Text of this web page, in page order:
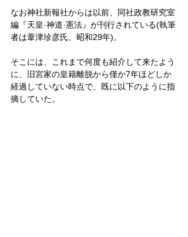
なお神社新報社からは以前、同社政教研究室
編『天皇·神道·憲法』が刊行されている(執筆
者は葦津珍彦氏、昭和29年)。
そこには、これまで何度も紹介して来たよう
に、旧宮家の皇籍離脱から僅か7年ほどしか
経過していない時点で、既に以下のように指
摘していた。